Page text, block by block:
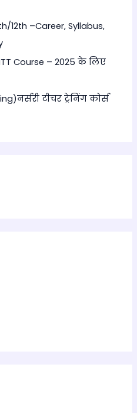
12th –Career, Syllabus,
Course – 2025 के लिए
टीचर ट्रेनिंग कोर्स